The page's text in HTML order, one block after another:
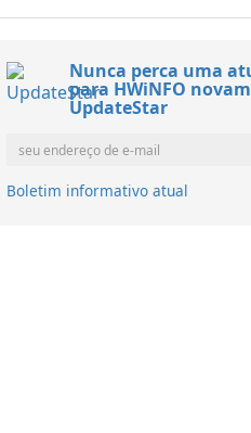
Nunca perca uma
para HWiNFO
UpdateStar
Boletim informativo atual